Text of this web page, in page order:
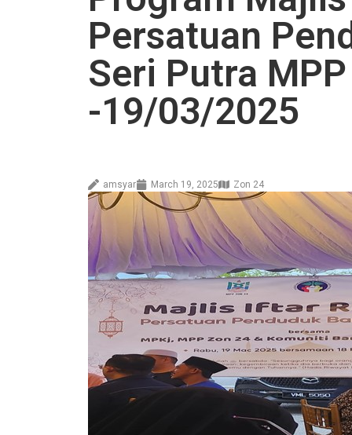
Persatuan
Seri Putra
-19/03/2025
amsyar March 19, 2025 Zon 24